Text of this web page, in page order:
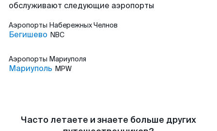
обслуживают следующие аэропорты
Аэропорты Набережных Челнов
Бегишево NBC
Аэропорты Мариуполя
Мариуполь MPW
Часто летаете и знаете больше других